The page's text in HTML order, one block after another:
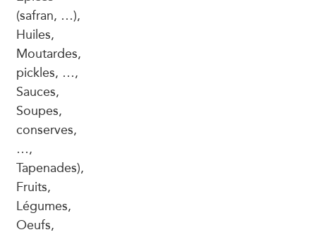
(safran, …),
Huiles,
Moutardes,
pickles, …,
Sauces,
Soupes,
conserves,
…,
Tapenades),
Fruits,
Légumes,
Oeufs,